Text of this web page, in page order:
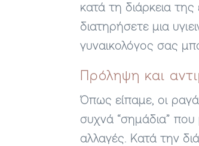
κατά τη διάρκεια
διατηρήσετε μια
γυναικολόγος σας
Πρόληψη και
Όπως είπαμε, οι
συχνά “σημάδια”
αλλαγές. Κατά την